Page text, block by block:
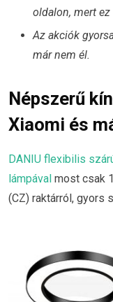
oldalon, mert
Az akciók
már nem él.
Népszerű
Xiaomi és
DANIU flexibilis
lámpával most csak
(CZ) raktárról, gyors